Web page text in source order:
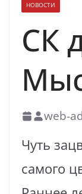
НОВОСТИ
СК
web-
Чуть
самого